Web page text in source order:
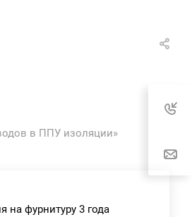
в ППУ изоляции»
на фурнитуру 3 года